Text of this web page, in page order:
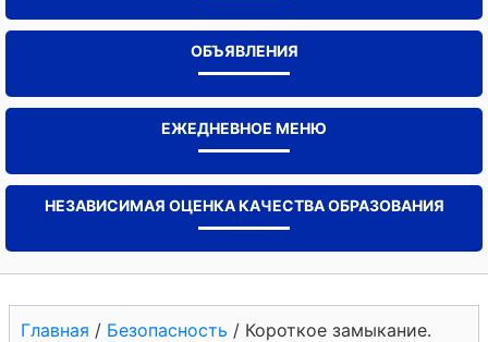
ОБЪЯВЛЕНИЯ
ЕЖЕДНЕВНОЕ МЕНЮ
НЕЗАВИСИМАЯ ОЦЕНКА КАЧЕСТВА ОБРАЗОВАНИЯ
Главная / Безопасность / Короткое замыкание.